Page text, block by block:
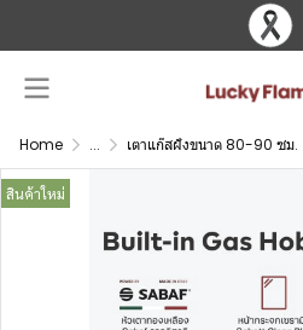
Home ... เตาแก๊สฝังขนาด 80-90 ซม.
สินค้าใหม่